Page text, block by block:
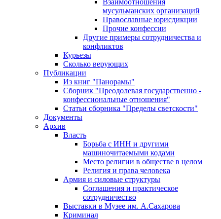
Взаимоотношения
мусульманских организаций
Православные юрисдикции
Прочие конфессии
Другие примеры сотрудничества и
конфликтов
Курьезы
Сколько верующих
Публикации
Из книг "Панорамы"
Сборник "Преодолевая государственно -
конфессиональные отношения"
Статьи сборника "Пределы светскости"
Документы
Архив
Власть
Борьба с ИНН и другими
машиночитаемыми кодами
Место религии в обществе в целом
Религия и права человека
Армия и силовые структуры
Соглашения и практическое
сотрудничество
Выставки в Музее им. А.Сахарова
Криминал